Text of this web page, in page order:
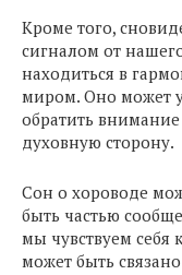
Кроме того,
сигналом от
находиться в
миром. Оно может
обратить
духовную сторону.
Сон о хороводе
быть частью
мы чувствуем
может быть